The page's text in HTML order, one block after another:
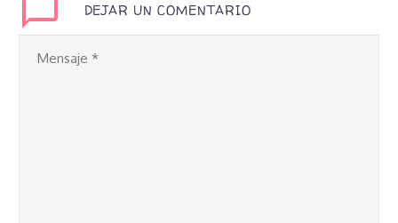
DEJAR UN COMENTARIO